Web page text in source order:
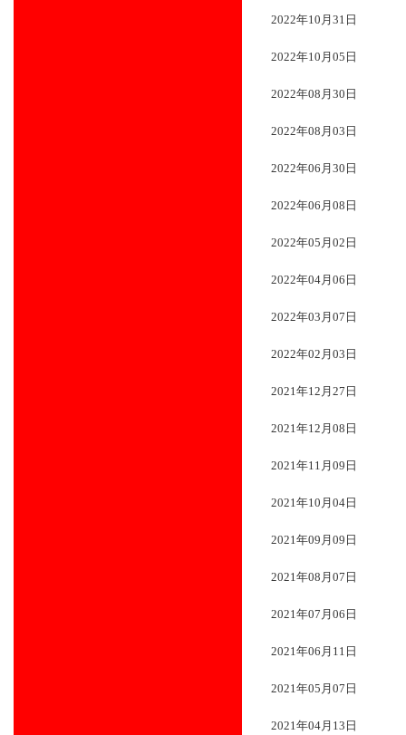
2022年10月31日
2022年10月05日
2022年08月30日
2022年08月03日
2022年06月30日
2022年06月08日
2022年05月02日
2022年04月06日
2022年03月07日
2022年02月03日
2021年12月27日
2021年12月08日
2021年11月09日
2021年10月04日
2021年09月09日
2021年08月07日
2021年07月06日
2021年06月11日
2021年05月07日
2021年04月13日